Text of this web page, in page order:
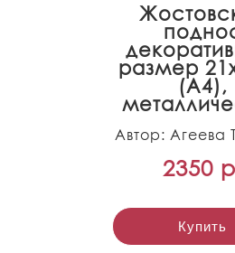
размер
(A4),
Автор: Агеева
2350
Купить